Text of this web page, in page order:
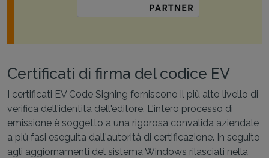
Certificati di firma del codice EV
I certificati EV Code Signing forniscono il più alto livello di
verifica dell'identità dell'editore. L'intero processo di
emissione è soggetto a una rigorosa convalida aziendale
a più fasi eseguita dall'autorità di certificazione. In seguito
agli aggiornamenti del sistema Windows rilasciati nella